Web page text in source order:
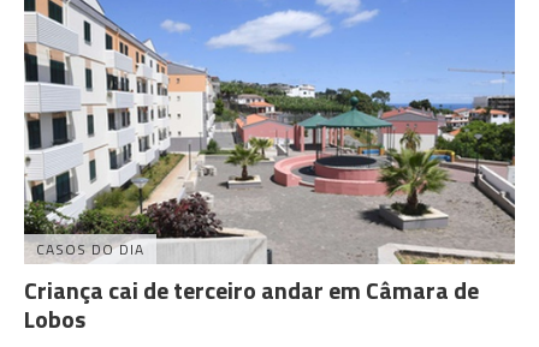
CASOS DO DIA
Criança cai de terceiro andar em Câmara de
Lobos